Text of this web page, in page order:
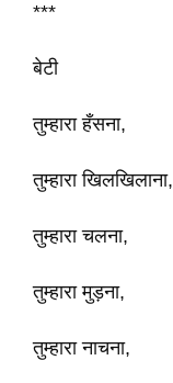
***
बेटी
तुम्हारा हँसना,
तुम्हारा खिलखिलाना,
तुम्हारा चलना,
तुम्हारा मुड़ना,
तुम्हारा नाचना,